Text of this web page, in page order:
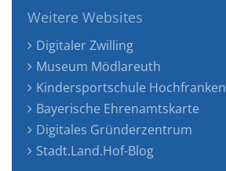
Weitere Websites
Digitaler Zwilling
Museum Mödlareuth
Kindersportschule Hochfranken
Bayerische Ehrenamtskarte
Digitales Gründerzentrum
Stadt.Land.Hof-Blog